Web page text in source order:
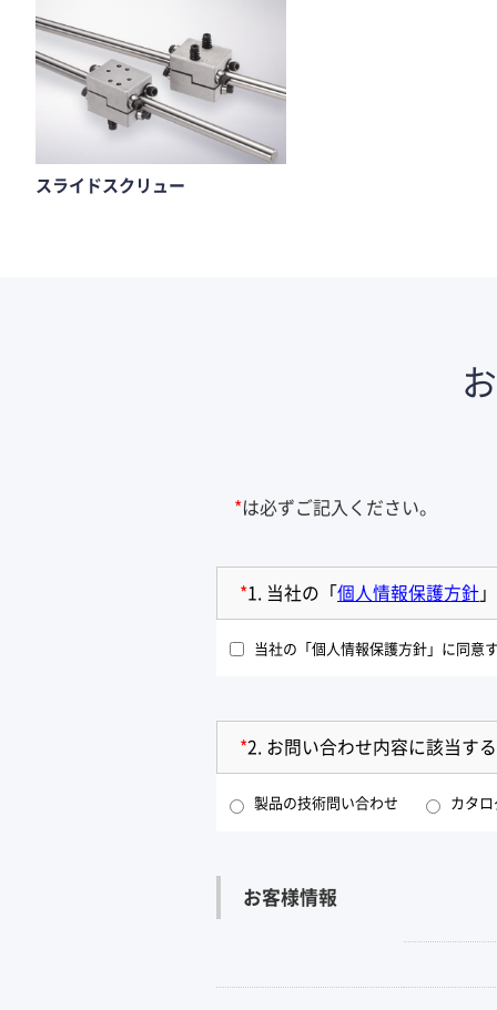
スライドスクリュー
*は必ずご記入ください。
*1. 当社の「 個人情報保護方針
当社の「個人情報保護方針」に同意
*2. お問い合わせ内容に該当す
製品の技術問い合わせ カタ
お客様情報